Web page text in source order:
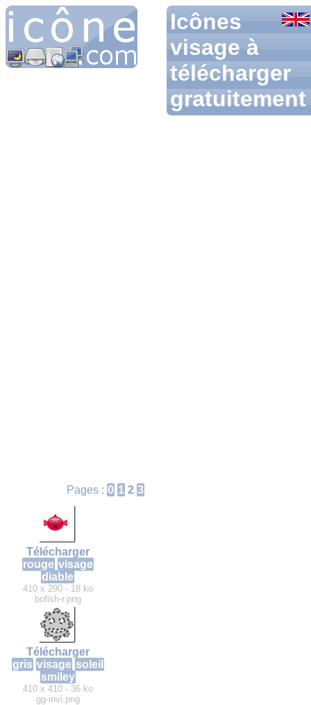
Icônes
visage à
télécharger
gratuitement
Pages : 0 1 2 3
Télécharger
rouge visage
diable
410 x 290 - 18 ko
bofish-r.png
Télécharger
gris visage soleil
smiley
410 x 410 - 36 ko
gg-invi.png